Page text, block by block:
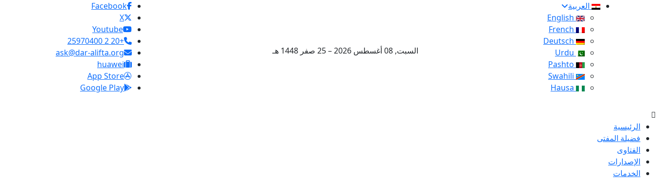
العربية
السبت, 08 أغسطس 2026 – 25 صفر 1448 هـ
Facebook
X
Youtube
+20 2 25970400
ask@dar-alifta.org
huawei
App Store
Google Play
الرئيسية
فضيلة المفتى
الفتاوى
الإصدارات
الخدمات